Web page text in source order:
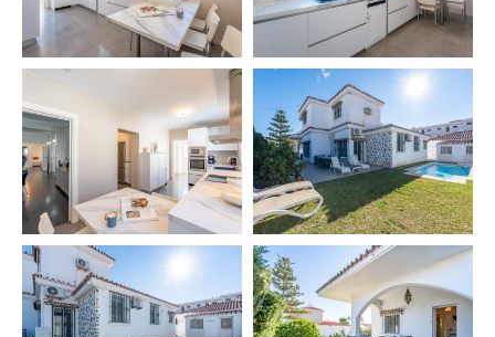
– Cuna y trona → 40 € por estancia
– No incluimos sal ni aceite por motivos higiénicos
📄 VUT/MA/45013